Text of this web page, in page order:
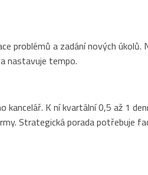
problémů a zadání nových úkolů.
nastavuje tempo.
kancelář. K ní kvartální 0,5 až 1
Strategická porada potřebuje